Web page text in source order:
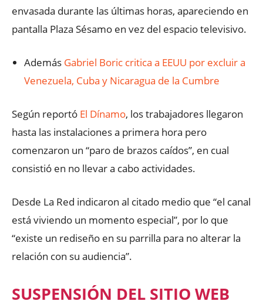
envasada durante las últimas horas, apareciendo en
pantalla Plaza Sésamo en vez del espacio televisivo.
Además Gabriel Boric critica a EEUU por excluir a
Venezuela, Cuba y Nicaragua de la Cumbre
Según reportó El Dínamo, los trabajadores llegaron
hasta las instalaciones a primera hora pero
comenzaron un “paro de brazos caídos”, en cual
consistió en no llevar a cabo actividades.
Desde La Red indicaron al citado medio que “el canal
está viviendo un momento especial”, por lo que
“existe un rediseño en su parrilla para no alterar la
relación con su audiencia”.
SUSPENSIÓN DEL SITIO WEB